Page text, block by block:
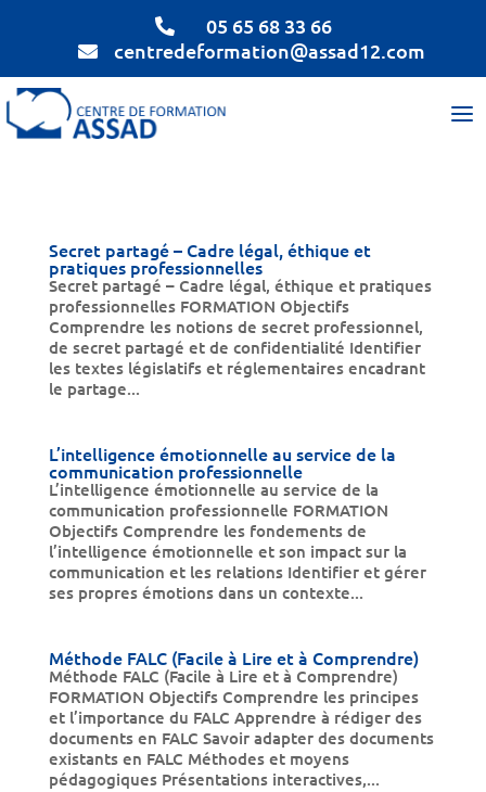
 05 65 68 33 66
 centredeformation@assad12.com
Secret partagé – Cadre légal, éthique et
pratiques professionnelles
Secret partagé – Cadre légal, éthique et pratiques
professionnelles FORMATION Objectifs
Comprendre les notions de secret professionnel,
de secret partagé et de confidentialité Identifier
les textes législatifs et réglementaires encadrant
le partage...
L’intelligence émotionnelle au service de la
communication professionnelle
L’intelligence émotionnelle au service de la
communication professionnelle FORMATION
Objectifs Comprendre les fondements de
l’intelligence émotionnelle et son impact sur la
communication et les relations Identifier et gérer
ses propres émotions dans un contexte...
Méthode FALC (Facile à Lire et à Comprendre)
Méthode FALC (Facile à Lire et à Comprendre)
FORMATION Objectifs Comprendre les principes
et l’importance du FALC Apprendre à rédiger des
documents en FALC Savoir adapter des documents
existants en FALC Méthodes et moyens
pédagogiques Présentations interactives,...